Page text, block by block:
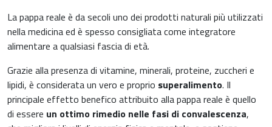
News & Eventi
La pappa reale è da secoli uno dei prodotti naturali più utilizzati
nella medicina ed è spesso consigliata come integratore
alimentare a qualsiasi fascia di età.
Grazie alla presenza di vitamine, minerali, proteine, zuccheri e
lipidi, è considerata un vero e proprio superalimento. Il
principale effetto benefico attribuito alla pappa reale è quello
di essere un ottimo rimedio nelle fasi di convalescenza,